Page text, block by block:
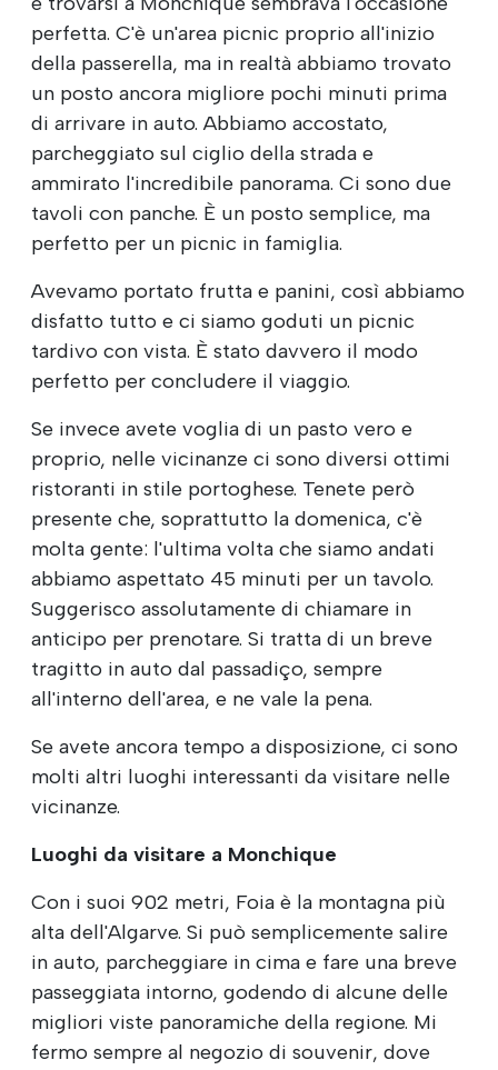
perfetta. C'è un'area picnic proprio all'inizio
della passerella, ma in realtà abbiamo trovato
un posto ancora migliore pochi minuti prima
di arrivare in auto. Abbiamo accostato,
parcheggiato sul ciglio della strada e
ammirato l'incredibile panorama. Ci sono due
tavoli con panche. È un posto semplice, ma
perfetto per un picnic in famiglia.
Avevamo portato frutta e panini, così abbiamo
disfatto tutto e ci siamo goduti un picnic
tardivo con vista. È stato davvero il modo
perfetto per concludere il viaggio.
Se invece avete voglia di un pasto vero e
proprio, nelle vicinanze ci sono diversi ottimi
ristoranti in stile portoghese. Tenete però
presente che, soprattutto la domenica, c'è
molta gente: l'ultima volta che siamo andati
abbiamo aspettato 45 minuti per un tavolo.
Suggerisco assolutamente di chiamare in
anticipo per prenotare. Si tratta di un breve
tragitto in auto dal passadiço, sempre
all'interno dell'area, e ne vale la pena.
Se avete ancora tempo a disposizione, ci sono
molti altri luoghi interessanti da visitare nelle
vicinanze.
Luoghi da visitare a Monchique
Con i suoi 902 metri, Foia è la montagna più
alta dell'Algarve. Si può semplicemente salire
in auto, parcheggiare in cima e fare una breve
passeggiata intorno, godendo di alcune delle
migliori viste panoramiche della regione. Mi
fermo sempre al negozio di souvenir, dove